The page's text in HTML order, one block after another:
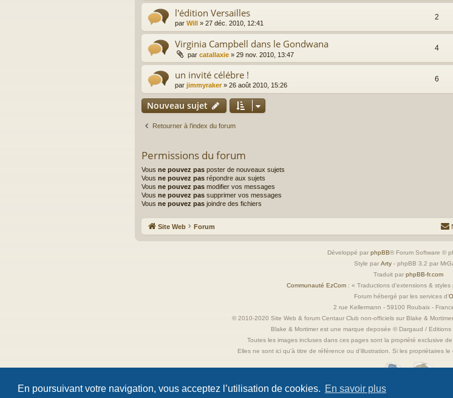
En poursuivant votre navigation, vous acceptez l’utilisation de cookies. En savoir plus
l'édition Versailles
par Will » 27 déc. 2010, 12:41
2
Virginia Campbell dans le Gondwana
par catallaxie » 29 nov. 2010, 13:47
4
un invité célébre !
par jimmyraker » 26 août 2010, 15:26
6
Nouveau sujet
Retourner à l’index du forum
Permissions du forum
Vous ne pouvez pas poster de nouveaux sujets
Vous ne pouvez pas répondre aux sujets
Vous ne pouvez pas modifier vos messages
Vous ne pouvez pas supprimer vos messages
Vous ne pouvez pas joindre des fichiers
Site Web Forum
Développé par phpBB® Forum Software ©
Style par Arty - phpBB 3.2 par
Traduit par phpBB-fr.com
Communauté EzCom : « Traductions d'extensions &
Forum hébergé par les services d’
2 rue Kellermann - 59100 Roubaix -
© 2010-2020 Site Web & forum Centaur Club non-officiels sur Blake &
Blake & Mortimer est une marque deposée © Dargaud /
Toutes les images incluses dans ces pages sont la propriété exclusive
Elles ne sont ici qu'à titre de référence ou d'illustration. Si les propriétaires
Confidentialité